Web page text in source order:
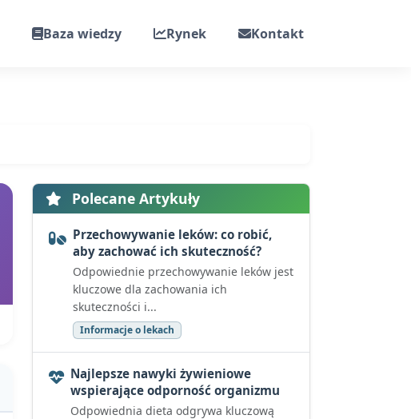
Baza wiedzy Rynek Kontakt
Polecane Artykuły
Przechowywanie leków: co robić,
aby zachować ich skuteczność?
Odpowiednie przechowywanie leków jest
kluczowe dla zachowania ich
skuteczności i...
Informacje o lekach
Najlepsze nawyki żywieniowe
wspierające odporność organizmu
Odpowiednia dieta odgrywa kluczową